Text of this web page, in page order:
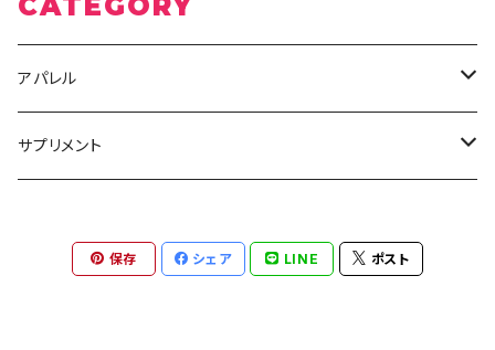
アパレル
Tシャツ
パーカー
サプリメント
ビタミン
保存 シェア LINE ポスト